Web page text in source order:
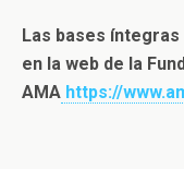
Las bases
en la web de la
AMA https://